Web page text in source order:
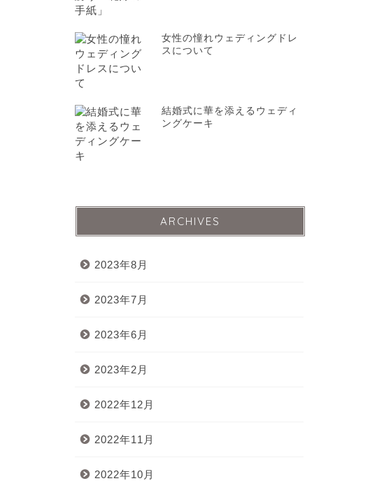
女性の憧れウェディングドレ
スについて
結婚式に華を添えるウェディ
ングケーキ
ARCHIVES
2023年8月
2023年7月
2023年6月
2023年2月
2022年12月
2022年11月
2022年10月